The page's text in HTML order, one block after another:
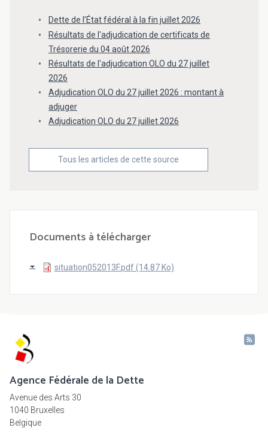
Dette de l’État fédéral à la fin juillet 2026
Résultats de l'adjudication de certificats de
Trésorerie du 04 août 2026
Résultats de l'adjudication OLO du 27 juillet
2026
Adjudication OLO du 27 juillet 2026 : montant à
adjuger
Adjudication OLO du 27 juillet 2026
Tous les articles de cette source
Documents à télécharger
situation052013F.pdf (14.87 Ko)
Agence Fédérale de la Dette
Avenue des Arts 30
1040 Bruxelles
Belgique